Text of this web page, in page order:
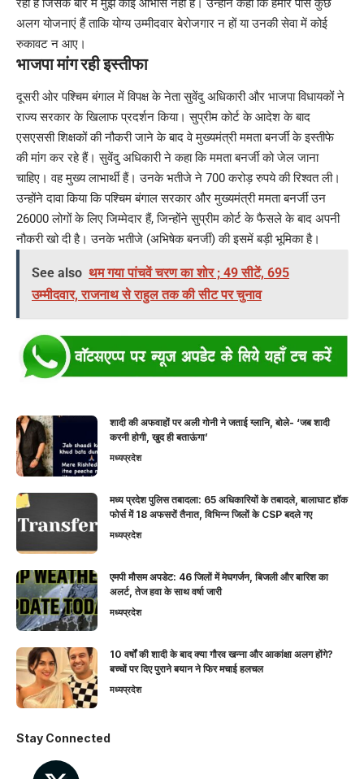
रहा है जिसके बारे में मुझे कोई आभास नहीं है। उन्होंने कहा कि हमारे पास कुछ
अलग योजनाएं हैं ताकि योग्य उम्मीदवार बेरोजगार न हों या उनकी सेवा में कोई
रुकावट न आए।
भाजपा मांग रही इस्तीफा
दूसरी ओर पश्चिम बंगाल में विपक्ष के नेता सुवेंदु अधिकारी और भाजपा विधायकों ने
राज्य सरकार के खिलाफ प्रदर्शन किया। सुप्रीम कोर्ट के आदेश के बाद
एसएससी शिक्षकों की नौकरी जाने के बाद वे मुख्यमंत्री ममता बनर्जी के इस्तीफे
की मांग कर रहे हैं। सुवेंदु अधिकारी ने कहा कि ममता बनर्जी को जेल जाना
चाहिए। वह मुख्य लाभार्थी हैं। उनके भतीजे ने 700 करोड़ रुपये की रिश्वत ली।
उन्होंने दावा किया कि पश्चिम बंगाल सरकार और मुख्यमंत्री ममता बनर्जी उन
26000 लोगों के लिए जिम्मेदार हैं, जिन्होंने सुप्रीम कोर्ट के फैसले के बाद अपनी
नौकरी खो दी है। उनके भतीजे (अभिषेक बनर्जी) की इसमें बड़ी भूमिका है।
See also थम गया पांचवें चरण का शोर ; 49 सीटें, 695
उम्मीदवार, राजनाथ से राहुल तक की सीट पर चुनाव
शादी की अफवाहों पर अली गोनी ने जताई ग्लानि, बोले- ‘जब शादी
करनी होगी, खुद ही बताऊंगा’
मध्यप्रदेश
मध्य प्रदेश पुलिस तबादला: 65 अधिकारियों के तबादले, बालाघाट हॉक
फोर्स में 18 अफसरों तैनात, विभिन्न जिलों के CSP बदले गए
मध्यप्रदेश
एमपी मौसम अपडेट: 46 जिलों में मेघगर्जन, बिजली और बारिश का
अलर्ट, तेज हवा के साथ वर्षा जारी
मध्यप्रदेश
10 वर्षों की शादी के बाद क्या गौरव खन्ना और आकांक्षा अलग होंगे?
बच्चों पर दिए पुराने बयान ने फिर मचाई हलचल
मध्यप्रदेश
Stay Connected